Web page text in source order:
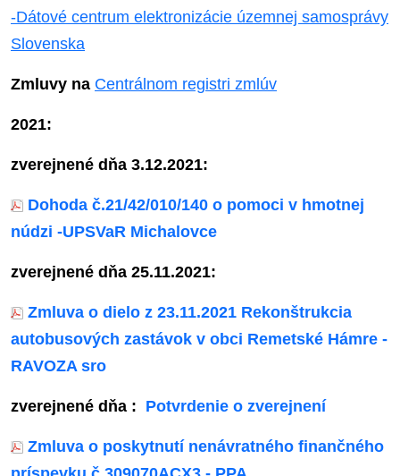
-Dátové centrum elektronizácie územnej samosprávy
Slovenska
Zmluvy na Centrálnom registri zmlúv
2021:
zverejnené dňa 3.12.2021:
Dohoda č.21/42/010/140 o pomoci v hmotnej
núdzi -UPSVaR Michalovce
zverejnené dňa 25.11.2021:
Zmluva o dielo z 23.11.2021 Rekonštrukcia
autobusových zastávok v obci Remetské Hámre -
RAVOZA sro
zverejnené dňa : Potvrdenie o zverejnení
Zmluva o poskytnutí nenávratného finančného